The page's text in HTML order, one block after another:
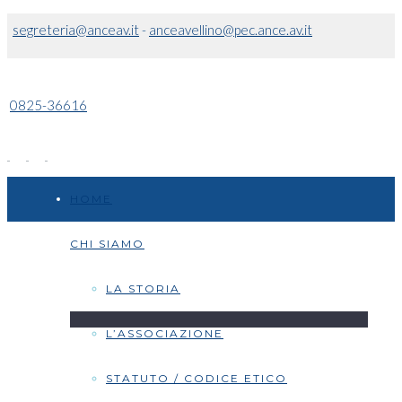
segreteria@anceav.it- anceavellino@pec.ance.av.it
0825-36616
CHI SIAMO
LA STORIA
L’ASSOCIAZIONE
STATUTO / CODICE ETICO